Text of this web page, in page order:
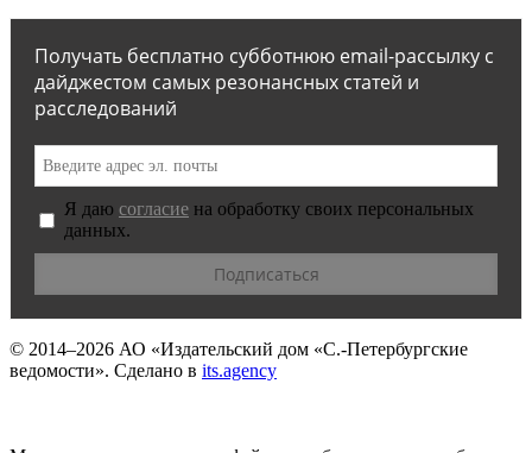
Получать бесплатно субботнюю email-рассылку с
дайджестом самых резонансных статей и
расследований
Я даю согласие на обработку своих персональных
данных.
© 2014–2026 АО «Издательский дом «С.-Петербургские
ведомости». Сделано в its.agency